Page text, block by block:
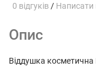
0 відгуків / Написати
Опис
Віддушка косметична